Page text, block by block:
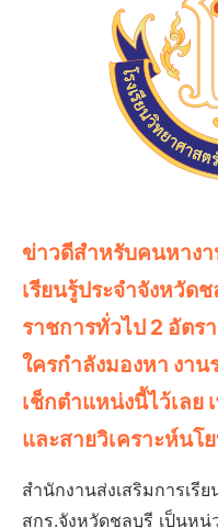
ข่าวดีสำหรับคนหาง
เรียนรู้ประจำจังหวัด
ราชการทั่วไป 2 อัตร
ใครกำลังมองหา งา
เช็กตำแหน่งนี้ไว้เลย
และสายวิเคราะห์นโ
สำนักงานส่งเสริมการเรี
สกร.จังหวัดชลบุรี เป็นห